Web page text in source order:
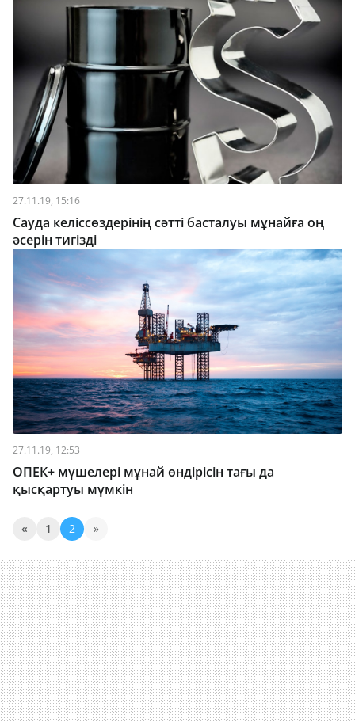
27.11.19, 15:16
Сауда келіссөздерінің сәтті басталуы мұнайға оң
әсерін тигізді
27.11.19, 12:53
ОПЕК+ мүшелері мұнай өндірісін тағы да
қысқартуы мүмкін
« 1 2 »